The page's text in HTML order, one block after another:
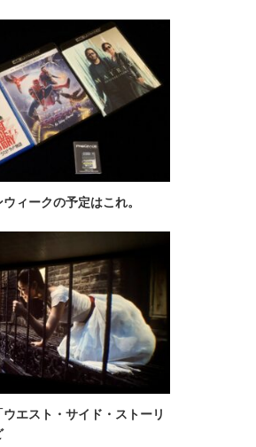
ィークの予定はこれ。
エスト・サイド・ストーリ